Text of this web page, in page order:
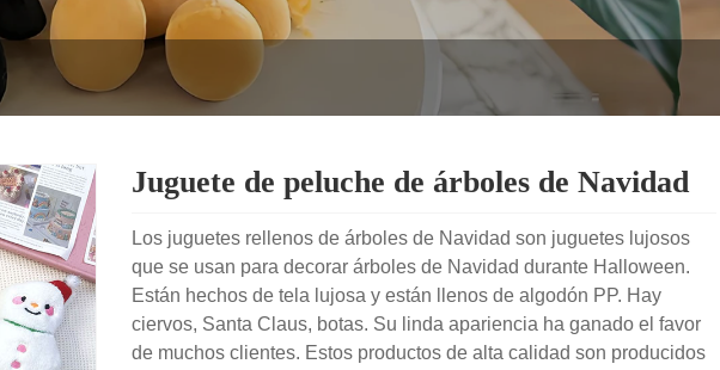
Juguete de peluche de árboles de Navidad
Los juguetes rellenos de árboles de Navidad son juguetes lujosos
que se usan para decorar árboles de Navidad durante Halloween.
Están hechos de tela lujosa y están llenos de algodón PP. Hay
ciervos, Santa Claus, botas. Su linda apariencia ha ganado el favor
de muchos clientes. Estos productos de alta calidad son producidos